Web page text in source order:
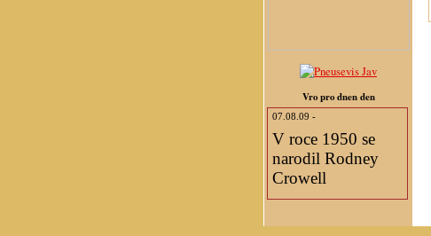
Vro pro dnen den
07.08.09 -
V roce 1950 se
narodil Rodney
Crowell